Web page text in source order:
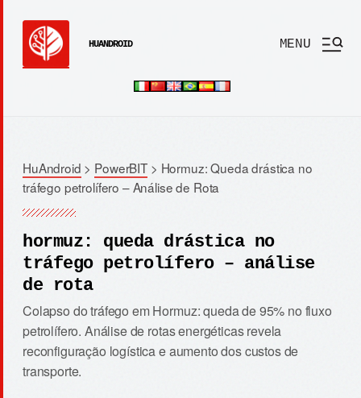
HUANDROID MENU
HuAndroid > PowerBIT> Hormuz: Queda drástica no
tráfego petrolífero – Análise de Rota
hormuz: queda drástica no
tráfego petrolífero – análise
de rota
Colapso do tráfego em Hormuz: queda de 95% no fluxo
petrolífero. Análise de rotas energéticas revela
reconfiguração logística e aumento dos custos de
transporte.